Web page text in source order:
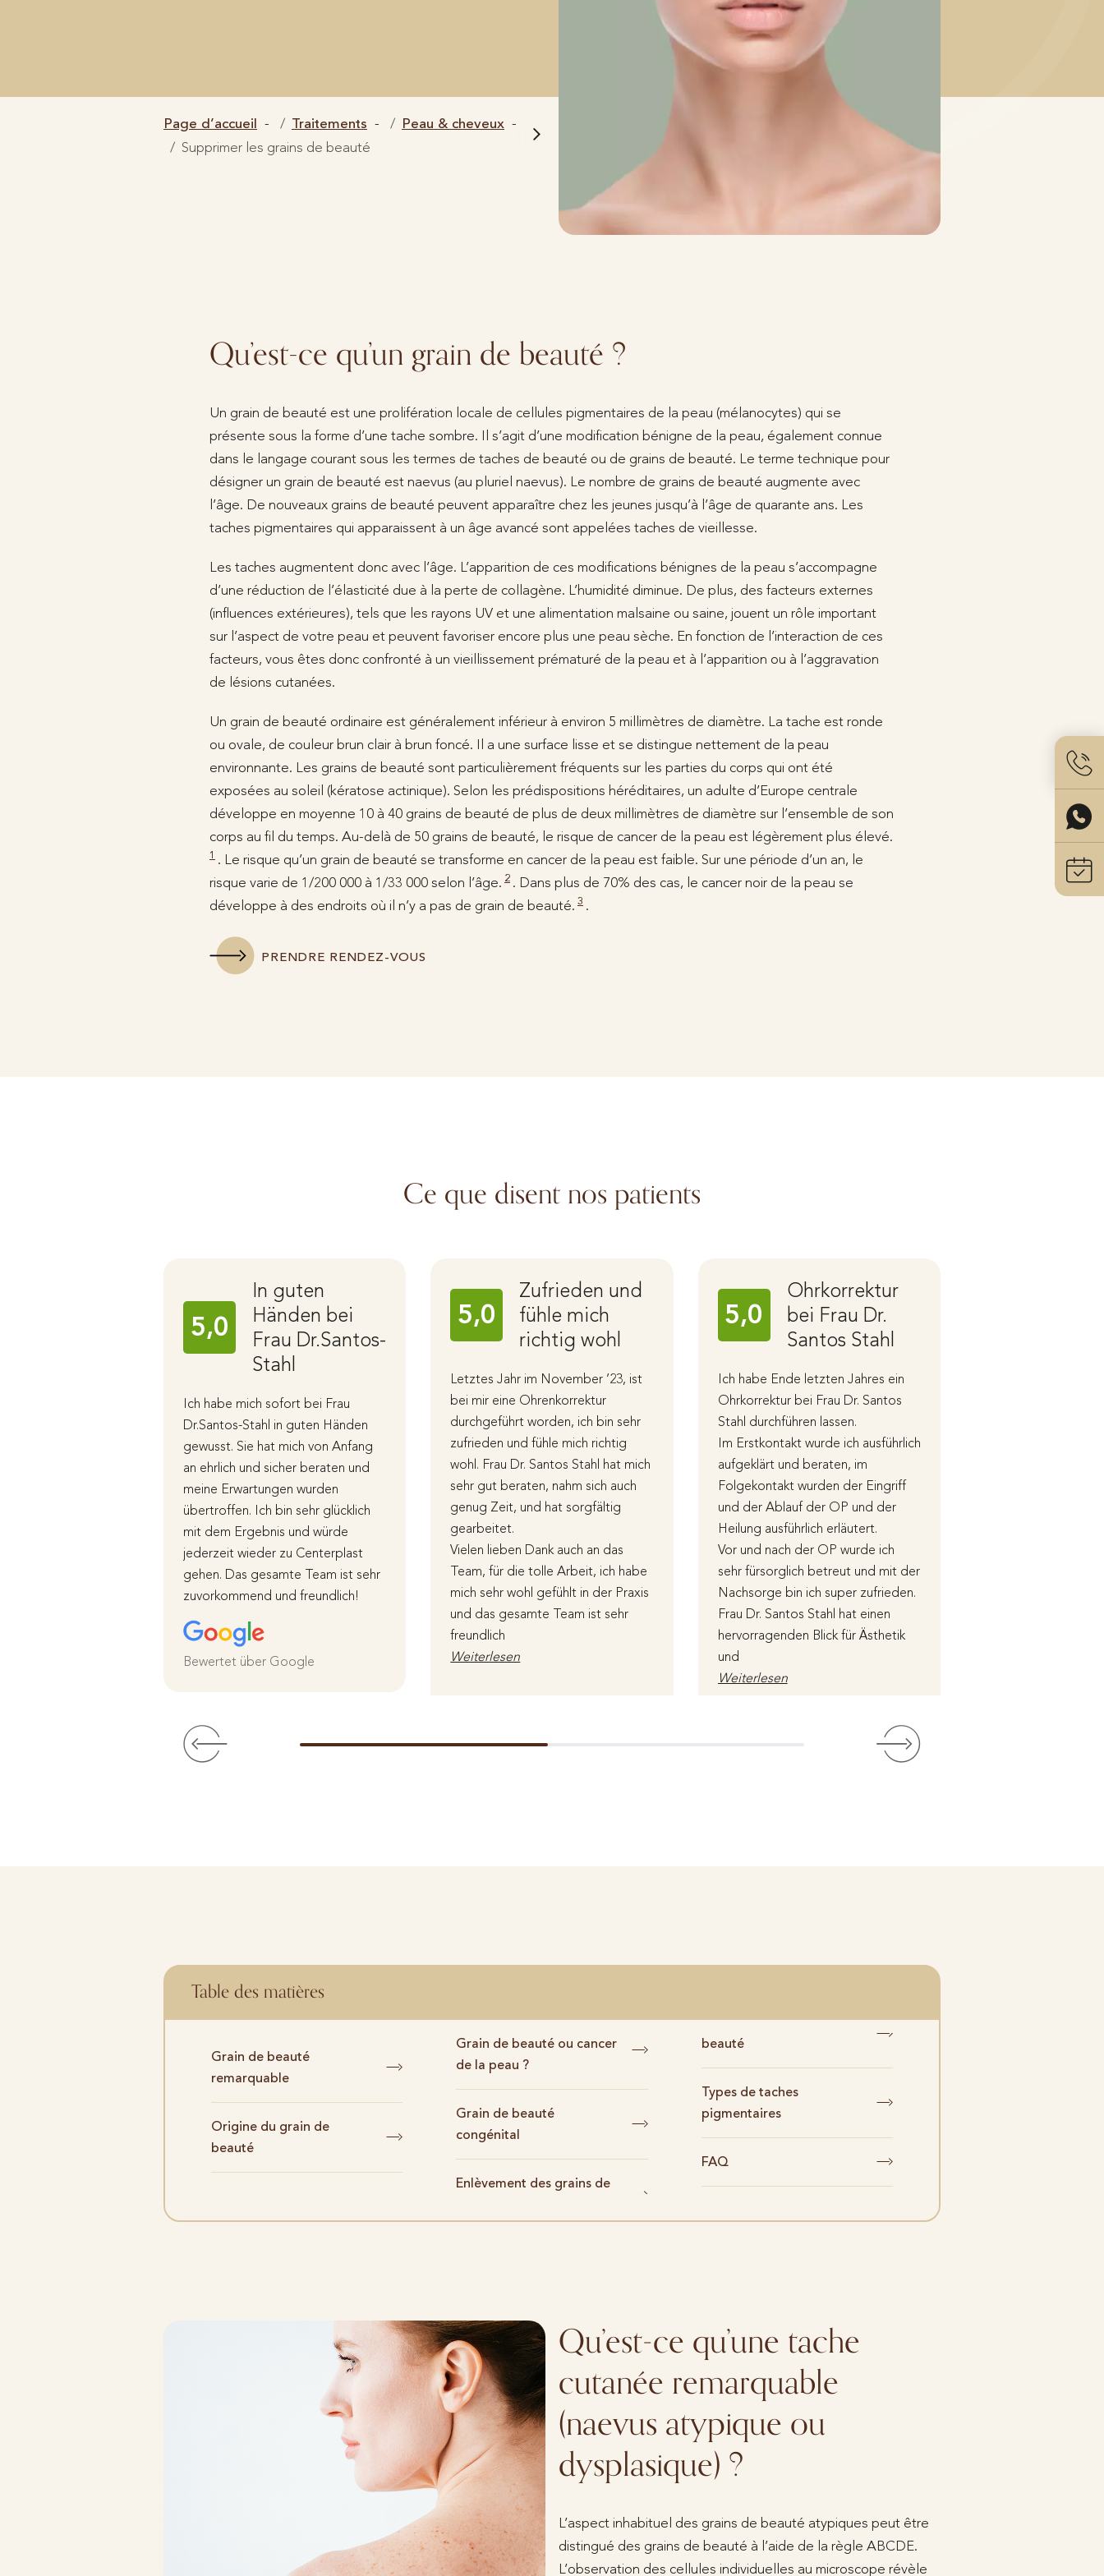
Page d’accueil Traitements Peau & cheveux
Supprimer les grains de beauté
Qu’est-ce qu’un grain de beauté ?
Un grain de beauté est une prolifération locale de cellules pigmentaires de la peau (mélanocytes) qui se
présente sous la forme d’une tache sombre. Il s’agit d’une modification bénigne de la peau, également connue
dans le langage courant sous les termes de taches de beauté ou de grains de beauté. Le terme technique pour
désigner un grain de beauté est naevus (au pluriel naevus). Le nombre de grains de beauté augmente avec
l’âge. De nouveaux grains de beauté peuvent apparaître chez les jeunes jusqu’à l’âge de quarante ans. Les
taches pigmentaires qui apparaissent à un âge avancé sont appelées taches de vieillesse.
Les taches augmentent donc avec l’âge. L’apparition de ces modifications bénignes de la peau s’accompagne
d’une réduction de l’élasticité due à la perte de collagène. L’humidité diminue. De plus, des facteurs externes
(influences extérieures), tels que les rayons UV et une alimentation malsaine ou saine, jouent un rôle important
sur l’aspect de votre peau et peuvent favoriser encore plus une peau sèche. En fonction de l’interaction de ces
facteurs, vous êtes donc confronté à un vieillissement prématuré de la peau et à l’apparition ou à l’aggravation
de lésions cutanées.
Un grain de beauté ordinaire est généralement inférieur à environ 5 millimètres de diamètre. La tache est ronde
ou ovale, de couleur brun clair à brun foncé. Il a une surface lisse et se distingue nettement de la peau
environnante. Les grains de beauté sont particulièrement fréquents sur les parties du corps qui ont été
exposées au soleil (kératose actinique). Selon les prédispositions héréditaires, un adulte d’Europe centrale
développe en moyenne 10 à 40 grains de beauté de plus de deux millimètres de diamètre sur l’ensemble de son
corps au fil du temps. Au-delà de 50 grains de beauté, le risque de cancer de la peau est légèrement plus élevé.
1 . Le risque qu’un grain de beauté se transforme en cancer de la peau est faible. Sur une période d’un an, le
risque varie de 1/200 000 à 1/33 000 selon l’âge. 2 . Dans plus de 70% des cas, le cancer noir de la peau se
développe à des endroits où il n’y a pas de grain de beauté. 3 .
PRENDRE RENDEZ-VOUS
Ce que disent nos patients
5,0
In guten
Händen bei
Frau Dr.Santos-
Stahl
Ich habe mich sofort bei Frau
Dr.Santos-Stahl in guten Händen
gewusst. Sie hat mich von Anfang
an ehrlich und sicher beraten und
meine Erwartungen wurden
übertroffen. Ich bin sehr glücklich
mit dem Ergebnis und würde
jederzeit wieder zu Centerplast
gehen. Das gesamte Team ist sehr
zuvorkommend und freundlich!
Bewertet über Google
5,0
Zufrieden und
fühle mich
richtig wohl
Letztes Jahr im November ’23, ist
bei mir eine Ohrenkorrektur
durchgeführt worden, ich bin sehr
zufrieden und fühle mich richtig
wohl. Frau Dr. Santos Stahl hat mich
sehr gut beraten, nahm sich auch
genug Zeit, und hat sorgfältig
gearbeitet.
Vielen lieben Dank auch an das
Team, für die tolle Arbeit, ich habe
mich sehr wohl gefühlt in der Praxis
und das gesamte Team ist sehr
freundlich
Weiterlesen
Bewertet über Google
5,0
Ohrkorrektur
bei Frau Dr.
Santos Stahl
Ich habe Ende letzten Jahres ein
Ohrkorrektur bei Frau Dr. Santos
Stahl durchführen lassen.
Im Erstkontakt wurde ich ausführlich
aufgeklärt und beraten, im
Folgekontakt wurden der Eingriff
und der Ablauf der OP und der
Heilung ausführlich erläutert.
Vor und nach der OP wurde ich
sehr fürsorglich betreut und mit der
Nachsorge bin ich super zufrieden.
Frau Dr. Santos Stahl hat einen
hervorragenden Blick für Ästhetik
und
Weiterlesen
Table des matières
Grain de beauté
remarquable
Origine du grain de
beauté
Grain de beauté ou cancer
de la peau ?
Grain de beauté
congénital
Enlèvement des grains de
beauté
Types de taches
pigmentaires
FAQ
Qu’est-ce qu’une tache
cutanée remarquable
(naevus atypique ou
dysplasique) ?
L’aspect inhabituel des grains de beauté atypiques peut être
distingué des grains de beauté à l’aide de la règle ABCDE.
L’observation des cellules individuelles au microscope révèle